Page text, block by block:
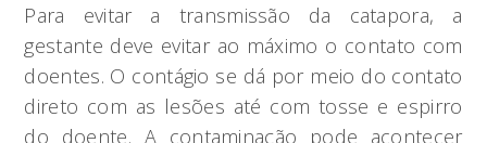
Para evitar a transmissão da catapora, a
gestante deve evitar ao máximo o contato com
doentes. O contágio se dá por meio do contato
direto com as lesões até com tosse e espirro
do doente. A contaminação pode acontecer